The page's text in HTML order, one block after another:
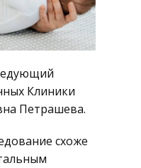
Клиники
Петрашева.
схоже